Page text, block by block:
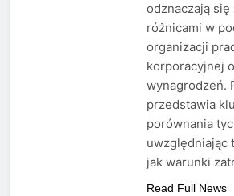
odznaczają się
różnicami w
organizacji
korporacyjnej
wynagrodzeń.
przedstawia
porównania
uwzględniając
jak warunki
Read Full News